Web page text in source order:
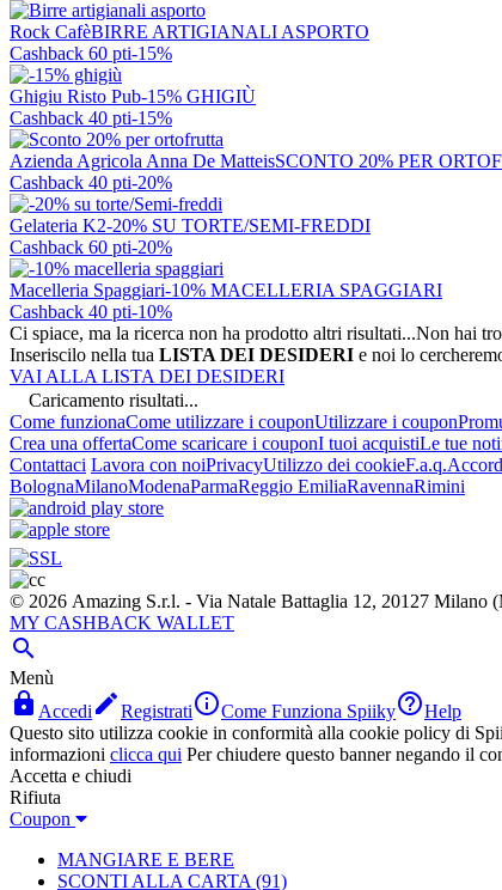
Rock CafèBIRRE ARTIGIANALI ASPORTO
Cashback 60 pti-15%
Ghigiu Risto Pub-15% GHIGIÙ
Cashback 40 pti-15%
Azienda Agricola Anna De MatteisSCONTO 20% PER
Cashback 40 pti-20%
Gelateria K2-20% SU TORTE/SEMI-FREDDI
Cashback 60 pti-20%
Macelleria Spaggiari-10% MACELLERIA SPAGGIARI
Cashback 40 pti-10%
Ci spiace, ma la ricerca non ha prodotto altri risultati...Non hai
Inseriscilo nella tua LISTA DEI DESIDERI e noi lo
VAI ALLA LISTA DEI DESIDERI
Caricamento risultati...
Come funzionaCome utilizzare i couponUtilizzare i coupon
Crea una offertaCome scaricare i couponI tuoi acquistiLe tue
Contattaci Lavora con noiPrivacyUtilizzo dei cookieF.a.q.
BolognaMilanoModenaParmaReggio EmiliaRavennaRimini
© 2026 Amazing S.r.l. - Via Natale Battaglia 12, 20127
MY CASHBACK WALLET

Menù
 Accedi RegistratiCome Funziona SpiikyHelp
Questo sito utilizza cookie in conformità alla cookie policy di
informazioni clicca qui Per chiudere questo banner negando il
Accetta e chiudi
Rifiuta
Coupon
MANGIARE E BERE
SCONTI ALLA CARTA (91)